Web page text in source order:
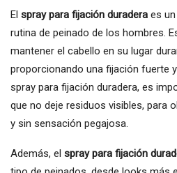
El spray para fijación duradera es
rutina de peinado de los hombres.
mantener el cabello en su lugar
proporcionando una fijación fuerte
spray para fijación duradera, es
que no deje residuos visibles, para
y sin sensación pegajosa.
Además, el spray para fijación